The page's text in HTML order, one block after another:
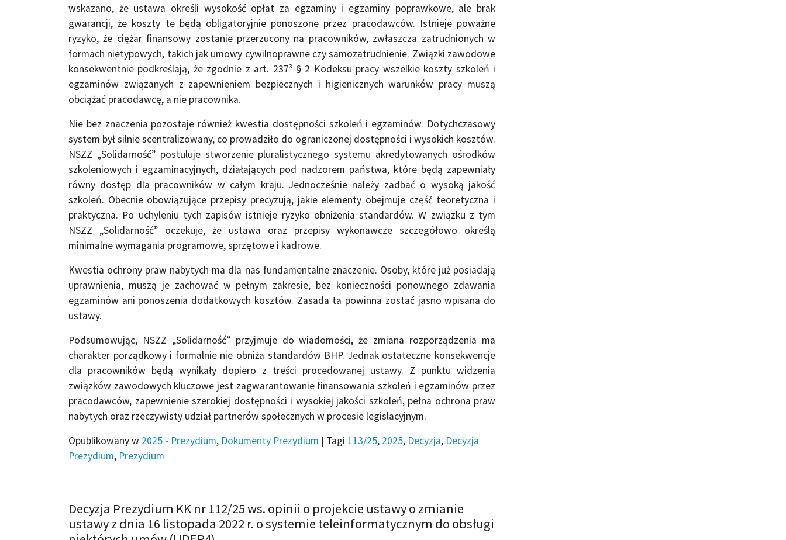
wskazano, że ustawa określi wysokość opłat za egzaminy i egzaminy poprawkowe, ale brak
gwarancji, że koszty te będą obligatoryjnie ponoszone przez pracodawców. Istnieje poważne
ryzyko, że ciężar finansowy zostanie przerzucony na pracowników, zwłaszcza zatrudnionych w
formach nietypowych, takich jak umowy cywilnoprawne czy samozatrudnienie. Związki zawodowe
konsekwentnie podkreślają, że zgodnie z art. 237³ § 2 Kodeksu pracy wszelkie koszty szkoleń i
egzaminów związanych z zapewnieniem bezpiecznych i higienicznych warunków pracy muszą
obciążać pracodawcę, a nie pracownika.
Nie bez znaczenia pozostaje również kwestia dostępności szkoleń i egzaminów. Dotychczasowy
system był silnie scentralizowany, co prowadziło do ograniczonej dostępności i wysokich kosztów.
NSZZ „Solidarność” postuluje stworzenie pluralistycznego systemu akredytowanych ośrodków
szkoleniowych i egzaminacyjnych, działających pod nadzorem państwa, które będą zapewniały
równy dostęp dla pracowników w całym kraju. Jednocześnie należy zadbać o wysoką jakość
szkoleń. Obecnie obowiązujące przepisy precyzują, jakie elementy obejmuje część teoretyczna i
praktyczna. Po uchyleniu tych zapisów istnieje ryzyko obniżenia standardów. W związku z tym
NSZZ „Solidarność” oczekuje, że ustawa oraz przepisy wykonawcze szczegółowo określą
minimalne wymagania programowe, sprzętowe i kadrowe.
Kwestia ochrony praw nabytych ma dla nas fundamentalne znaczenie. Osoby, które już posiadają
uprawnienia, muszą je zachować w pełnym zakresie, bez konieczności ponownego zdawania
egzaminów ani ponoszenia dodatkowych kosztów. Zasada ta powinna zostać jasno wpisana do
ustawy.
Podsumowując, NSZZ „Solidarność” przyjmuje do wiadomości, że zmiana rozporządzenia ma
charakter porządkowy i formalnie nie obniża standardów BHP. Jednak ostateczne konsekwencje
dla pracowników będą wynikały dopiero z treści procedowanej ustawy. Z punktu widzenia
związków zawodowych kluczowe jest zagwarantowanie finansowania szkoleń i egzaminów przez
pracodawców, zapewnienie szerokiej dostępności i wysokiej jakości szkoleń, pełna ochrona praw
nabytych oraz rzeczywisty udział partnerów społecznych w procesie legislacyjnym.
Opublikowany w 2025 - Prezydium, Dokumenty Prezydium | Tagi 113/25, 2025, Decyzja, Decyzja
Prezydium, Prezydium
Decyzja Prezydium KK nr 112/25 ws. opinii o projekcie ustawy o zmianie
ustawy z dnia 16 listopada 2022 r. o systemie teleinformatycznym do obsługi